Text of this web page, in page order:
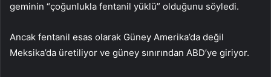
geminin “çoğunlukla fentanil yüklü” olduğunu söyledi.
Ancak fentanil esas olarak Güney Amerika’da değil
Meksika’da üretiliyor ve güney sınırından ABD’ye giriyor.